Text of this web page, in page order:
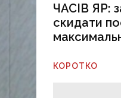
ЧАСІВ ЯР:
скидати
КОРОТКО